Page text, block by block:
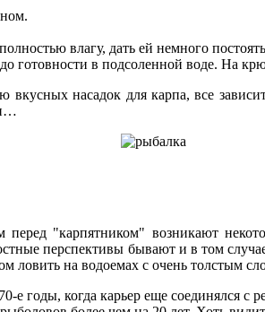
влагу, дать ей немного
готовности в подсоленной воде. На
насадок для карпа, все
"карпятником" возникают
перспек­тивы бывают и в том
ловить на водоемах с очень толстым
е годы, когда карьер еще соединялся